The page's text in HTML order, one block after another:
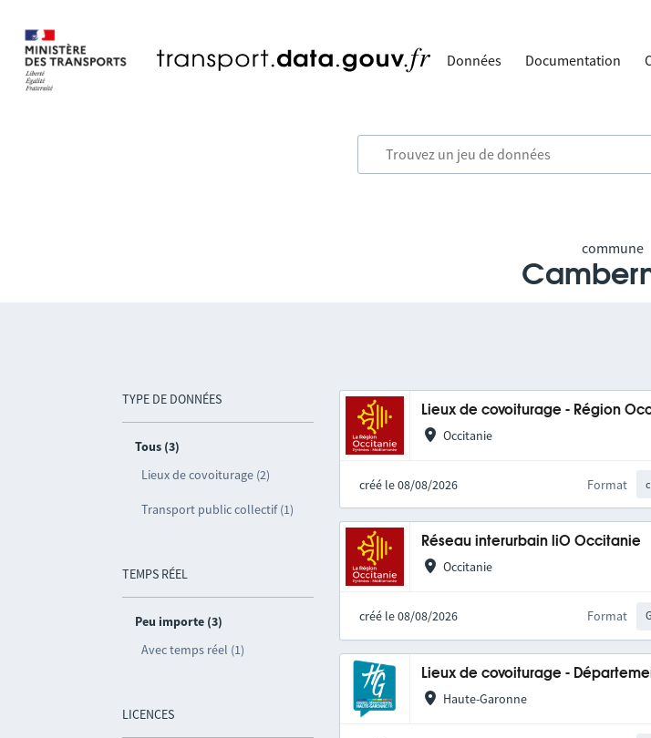
Données Documentation
commune
TYPE DE DONNÉES
Tous (3)
Lieux de covoiturage (2)
Transport public collectif (1)
TEMPS RÉEL
Peu importe (3)
Avec temps réel (1)
LICENCES
Lieux de covoiturage - Région
Occitanie
créé le 08/08/2026 Format
Réseau interurbain liO Occitanie
Occitanie
créé le 08/08/2026 Format
Lieux de covoiturage -
Haute-Garonne